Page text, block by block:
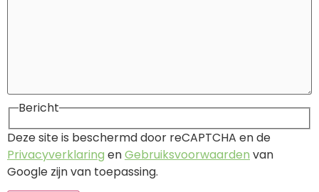
Bericht
Deze site is beschermd door reCAPTCHA en de
Privacyverklaring enGebruiksvoorwaarden van
Google zijn van toepassing.